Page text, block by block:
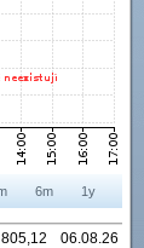
6m 1y
06.08.26